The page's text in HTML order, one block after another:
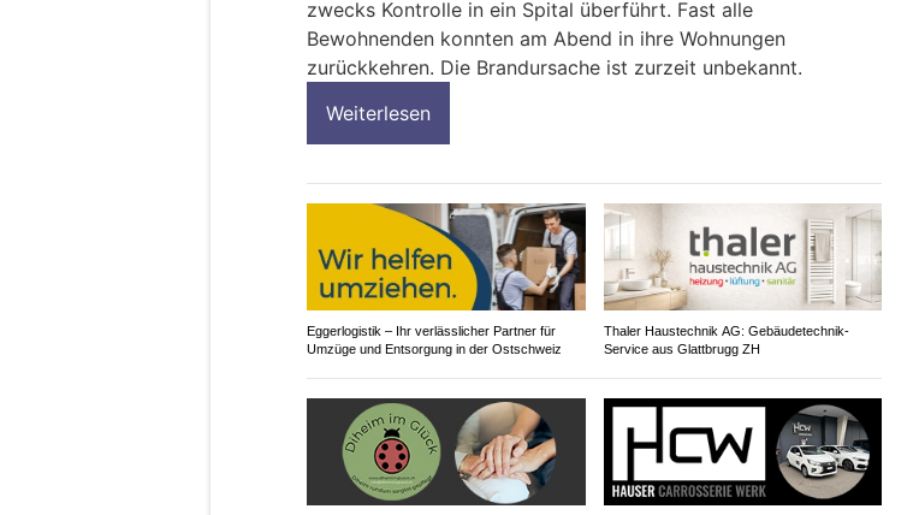
zwecks Kontrolle in ein Spital überführt. Fast alle
Bewohnenden konnten am Abend in ihre Wohnungen
zurückkehren. Die Brandursache ist zurzeit unbekannt.
Weiterlesen
Eggerlogistik – Ihr verlässlicher Partner für
Umzüge und Entsorgung in der Ostschweiz
Thaler Haustechnik AG: Gebäudetechnik-
Service aus Glattbrugg ZH